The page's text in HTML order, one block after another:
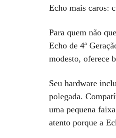
Echo mais caros:
Para quem não
Echo de 4ª
modesto, oferece
Seu hardware
polegada.
uma pequena
atento porque a